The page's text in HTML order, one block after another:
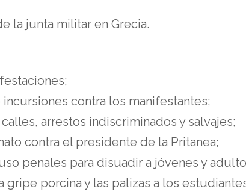
la junta militar en Grecia.
contra los manifestantes;
arrestos indiscriminados y salvajes;
contra el presidente de la Pritanea;
penales para disuadir a jóvenes y
porcina y las palizas a los